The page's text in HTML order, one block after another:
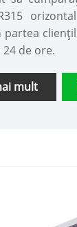
partea
de ore.
mult